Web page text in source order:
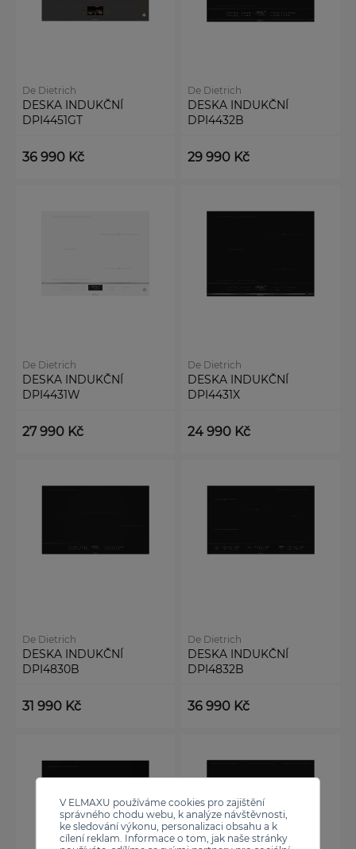
V ELMAXU používáme cookies pro zajištění
správného chodu webu, k analýze návštěvnosti,
ke sledování výkonu, personalizaci obsahu a k
cílení reklam. Informace o tom, jak naše stránky
De Dietrich
DESKA INDUKČNÍ
DPI4451GT
36 990 Kč
De Dietrich
DESKA INDUKČNÍ
DPI4432B
29 990 Kč
De Dietrich
DESKA INDUKČNÍ
DPI4431W
27 990 Kč
De Dietrich
DESKA INDUKČNÍ
DPI4431X
24 990 Kč
De Dietrich
DESKA INDUKČNÍ
DPI4830B
31 990 Kč
De Dietrich
DESKA INDUKČNÍ
DPI4832B
36 990 Kč